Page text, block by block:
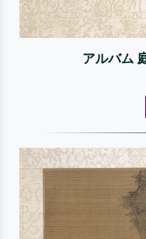
アルバム